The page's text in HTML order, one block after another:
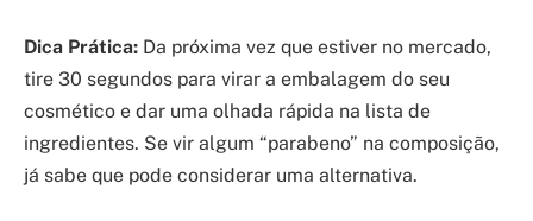
Dica Prática: Da próxima vez que estiver no mercado,
tire 30 segundos para virar a embalagem do seu
cosmético e dar uma olhada rápida na lista de
ingredientes. Se vir algum “parabeno” na composição,
já sabe que pode considerar uma alternativa.